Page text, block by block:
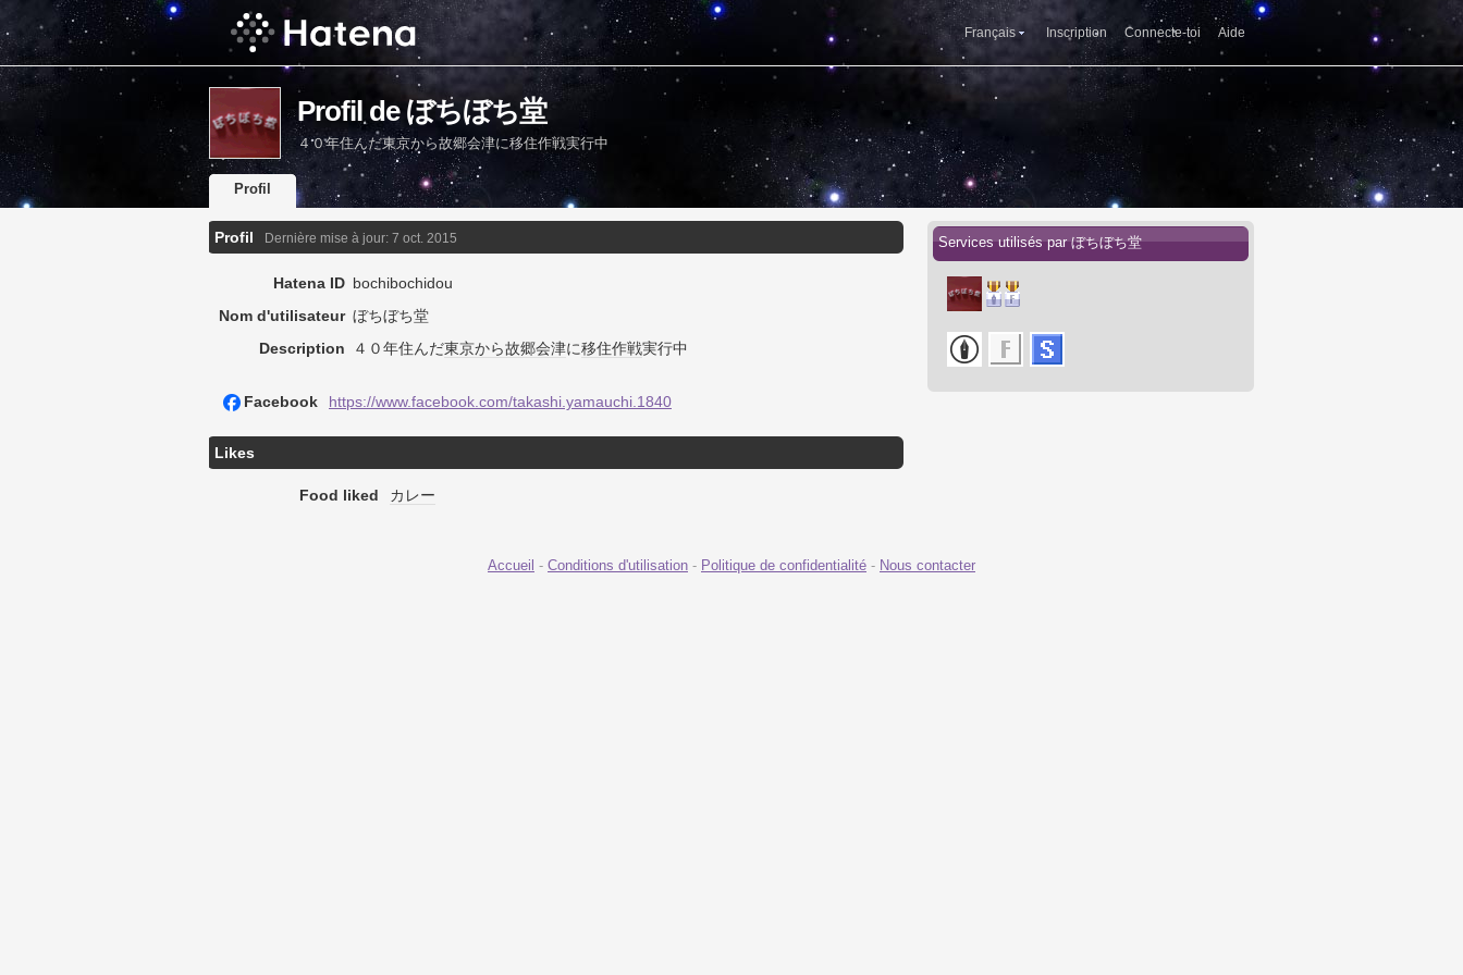
Français Inscription Connecte-toi Aide
Profil de ぼちぼち堂
４０年住んだ東京から故郷会津に移住作戦実行中
Profil
Profil Dernière mise à jour: 7 oct. 2015
Hatena ID bochibochidou
Nom d'utilisateur ぼちぼち堂
Description
４０年住んだ東京から故郷会津に移住作戦実行中
Facebook https://www.facebook.com/takashi.yamauchi.1840
Likes
Food liked カレー
Services utilisés par ぼちぼち堂
Accueil - Conditions d'utilisation - Politique de confidentialité - Nous contacter